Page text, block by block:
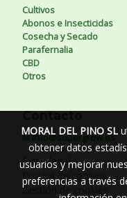
Cultivos
Abonos e Insecticidas
Cosecha y Secado
Parafernalia
CBD
Otros
Contacto
✉ info@supergrow.es
Aviso legal
Política de cookies
Gestión de cookies
MORAL DEL PINO SL
obtener datos
usuarios y mejorar
preferencias a través